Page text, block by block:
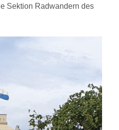
Sektion Radwandern des